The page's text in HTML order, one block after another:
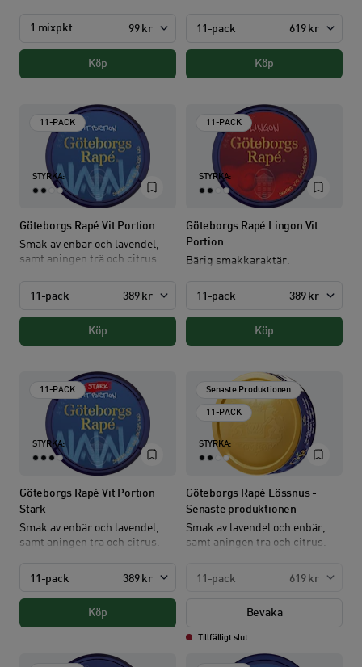
1 mixpkt 99 kr
Köp
11-pack 619 kr
Köp
STYRKA:
Göteborgs Rapé Vit Portion
Smak av enbär och lavendel,
samt aningen trä och citrus.
11-PACK
11-pack 389 kr
Köp
STYRKA:
Göteborgs Rapé Lingon Vit
Portion
Bärig smakkaraktär.
11-PACK
11-pack 389 kr
Köp
STYRKA:
Göteborgs Rapé Vit Portion
Stark
Smak av enbär och lavendel,
samt aningen trä och citrus.
11-PACK
11-pack 389 kr
Köp
STYRKA:
Göteborgs Rapé Lössnus -
Senaste produktionen
Smak av lavendel och enbär,
samt aningen trä och citrus.
Senaste Produktionen
11-PACK
11-pack 619 kr
Bevaka
Tillfälligt slut